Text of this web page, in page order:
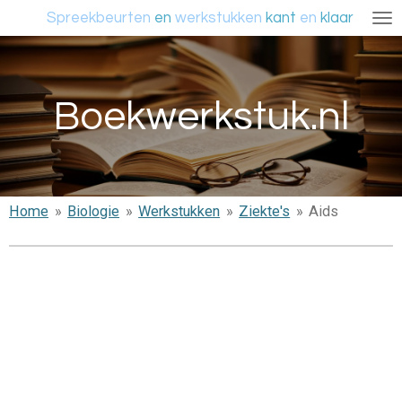
direct
naar
hoofdinhoud
Spreekbeurten en werkstukken kant en klaar
Boekwerkstuk.nl
Home » Biologie » Werkstukken » Ziekte's » Aids